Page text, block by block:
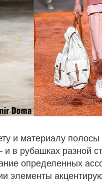
и материалу
в рубашках разной
определенных
элементы